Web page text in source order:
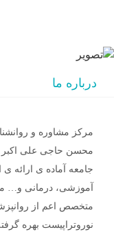
درباره ما
مرکز مشاوره و
محسن حاجی علی اکبر
جامعه آماده ی ارائه
آموزشی، درمانی و…
متخصص اعم از
نوروتراپیست بهره